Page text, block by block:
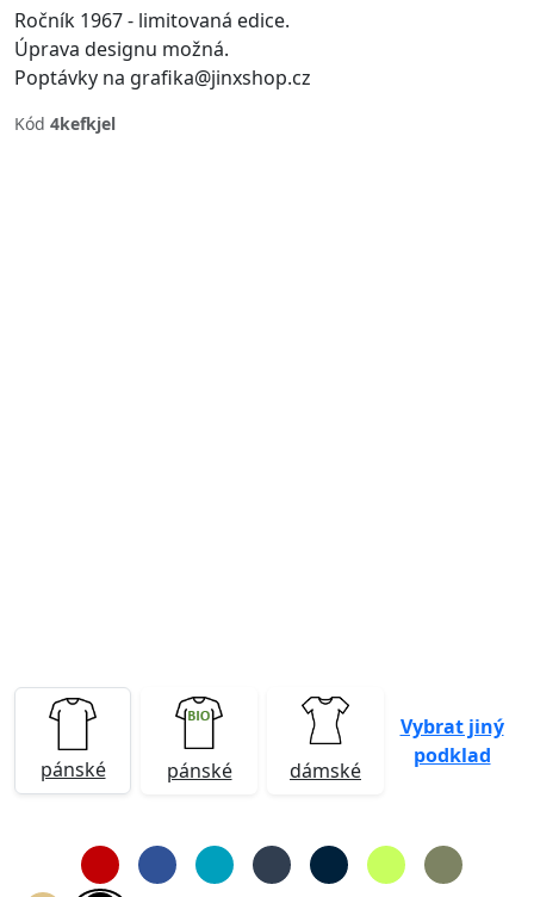
Ročník 1967 - limitovaná edice.
Úprava designu možná.
Poptávky na grafika@jinxshop.cz
Kód 4kefkjel
pánské pánské dámské
Vybrat jiný
podklad